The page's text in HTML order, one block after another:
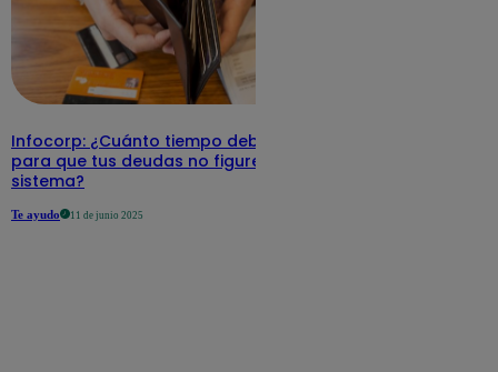
Infocorp: ¿Cuánto tiempo debe pasar
para que tus deudas no figuren en su
sistema?
Te ayudo 11 de junio 2025